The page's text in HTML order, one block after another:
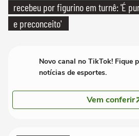
recebeu por figurino em turnê: 'É
e preconceito'
Novo canal no TikTok! Fique
notícias de esportes.
Vem conferir